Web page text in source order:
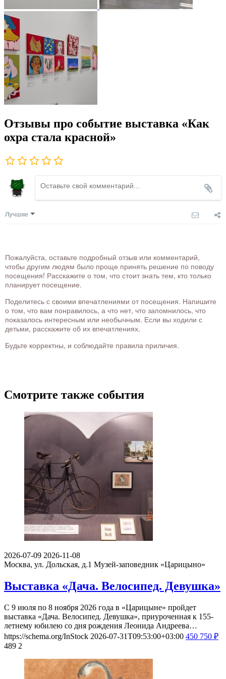
Отзывы про событие выставка «Как
охра стала красной»
Лучшие
Пожалуйста, оставьте подробный отзыв или комментарий,
чтобы другим людям было проще принять решение по поводу
посещения! Расскажите о том, что стоит знать тем, кто только
планирует посещение.
Поделитесь с своими впечатлениями от посещения. Напишите
о том, что вам понравилось, а что нет, что запомнилось, что
показалось интересным или необычным. Если вы ходили с
детьми, расскажите об их впечатлениях.
Будьте корректны, и соблюдайте правила приличия.
Смотрите также события
2026-07-09 2026-11-08
Москва, ул. Дольская, д.1 Музей-заповедник «Царицыно»
Выставка «Дача. Велосипед. Девушка»
С 9 июля по 8 ноября 2026 года в «Царицыне» пройдет
выставка «Дача. Велосипед. Девушка», приуроченная к 155-
летнему юбилею со дня рождения Леонида Андреева…
https://schema.org/InStock 2026-07-31T09:53:00+03:00 450 750 ₽
489 2